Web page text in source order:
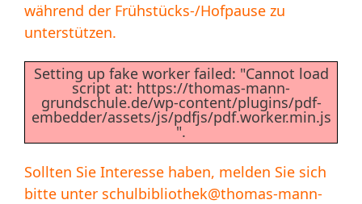
während der Frühstücks-/Hofpause zu
unterstützen.
Setting up fake worker failed: "Cannot load
script at: https://thomas-mann-
grundschule.de/wp-content/plugins/pdf-
embedder/assets/js/pdfjs/pdf.worker.min.js
".
Sollten Sie Interesse haben, melden Sie sich
bitte unter schulbibliothek@thomas-mann-